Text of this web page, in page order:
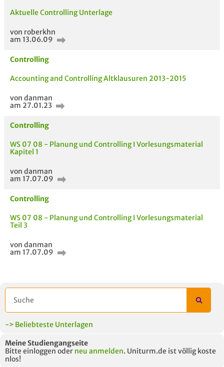
AUCH IM MODUL
TITEL DER
Aktuelle Controlling Unterlage
von roberkhn
am 13.06.09
Controlling
Accounting and Controlling Altklausuren 2013-2015
von danman
am 27.01.23
Controlling
WS 07 08 - Planung und Controlling I Vorlesungsmaterial
Kapitel 1
von danman
am 17.07.09
Controlling
WS 07 08 - Planung und Controlling I Vorlesungsmaterial
Teil 3
von danman
am 17.07.09
-> Beliebteste Unterlagen
Meine Studiengangseite
Bitte einloggen oder neu anmelden. Uniturm.de ist völlig koste
nlos!